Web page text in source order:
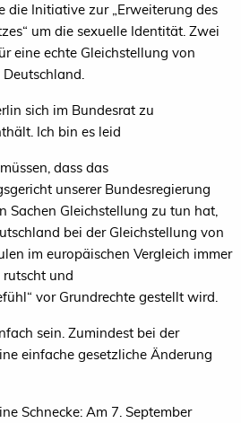
die Initiative zur „Erweiterung des
um die sexuelle Identität. Zwei
eine echte Gleichstellung von
sich im Bundesrat zu
Ich bin es leid
dass das
unserer Bundesregierung
Sachen Gleichstellung zu tun hat,
bei der Gleichstellung von
im europäischen Vergleich immer
und
vor Grundrechte gestellt wird.
sein. Zumindest bei der
einfache gesetzliche Änderung
Schnecke: Am 7. September